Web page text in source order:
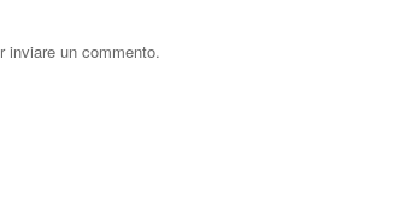
inviare un commento.